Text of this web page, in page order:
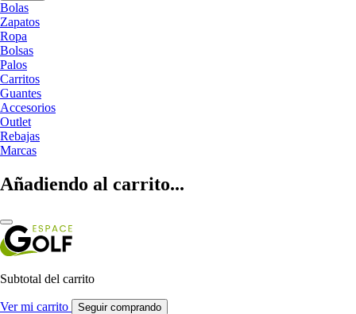
Bolas
Zapatos
Ropa
Bolsas
Palos
Carritos
Guantes
Accesorios
Outlet
Rebajas
Marcas
Añadiendo al carrito...
Subtotal del carrito
Ver mi carrito Seguir comprando